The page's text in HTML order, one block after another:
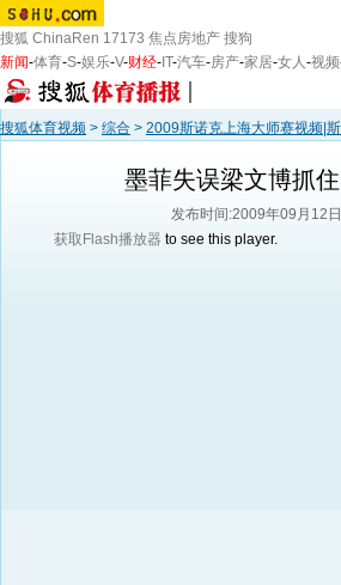
搜狐 ChinaRen 17173 焦点房地产 搜狗
新闻-体育-S-娱乐-V-财经- IT-汽车-房产-家居-女人-视频
搜狐体育视频 > 综合 > 2009斯诺克上海大师赛视频|
墨菲失误梁文博抓
发布时间:2009年09月12
获取Flash播放器 to see this player.